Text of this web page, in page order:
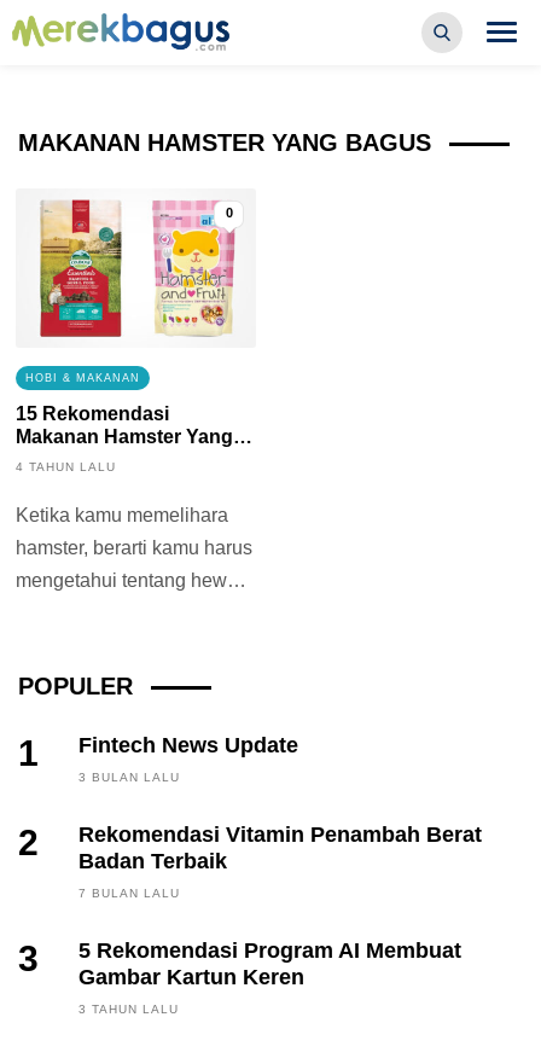
MAKANAN HAMSTER YANG BAGUS
0
HOBI & MAKANAN
15 Rekomendasi
Makanan Hamster Yang
Bagus
4 TAHUN LALU
Ketika kamu memelihara
hamster, berarti kamu harus
mengetahui tentang hewan
makanan...
POPULER
1 Fintech News Update
3 BULAN LALU
2
Rekomendasi Vitamin Penambah Berat
Badan Terbaik
7 BULAN LALU
3
5 Rekomendasi Program AI Membuat
Gambar Kartun Keren
3 TAHUN LALU